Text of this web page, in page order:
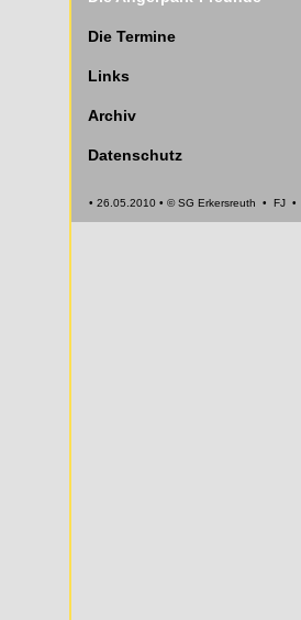
Die Termine
Links
Archiv
Datenschutz
• 26.05.2010 • © SG Erkersreuth • FJ •